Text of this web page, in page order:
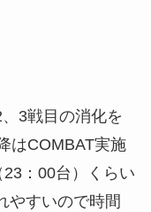
3戦目の消化を
はCOMBAT実施
：00台）くらい
やすいので時間